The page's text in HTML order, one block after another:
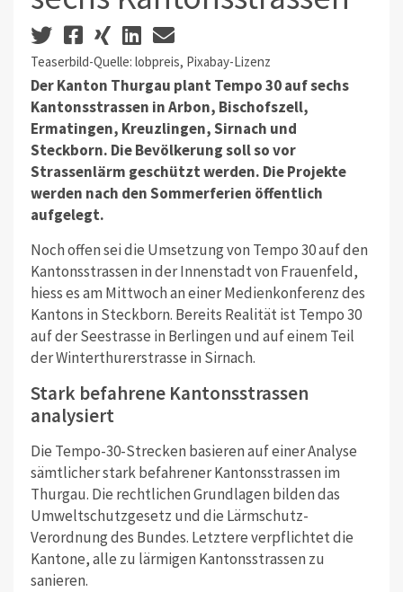
Teaserbild-Quelle: lobpreis, Pixabay-Lizenz
Der Kanton Thurgau plant Tempo 30 auf sechs
Kantonsstrassen in Arbon, Bischofszell,
Ermatingen, Kreuzlingen, Sirnach und
Steckborn. Die Bevölkerung soll so vor
Strassenlärm geschützt werden. Die Projekte
werden nach den Sommerferien öffentlich
aufgelegt.
Noch offen sei die Umsetzung von Tempo 30 auf den
Kantonsstrassen in der Innenstadt von Frauenfeld,
hiess es am Mittwoch an einer Medienkonferenz des
Kantons in Steckborn. Bereits Realität ist Tempo 30
auf der Seestrasse in Berlingen und auf einem Teil
der Winterthurerstrasse in Sirnach.
Stark befahrene Kantonsstrassen
analysiert
Die Tempo-30-Strecken basieren auf einer Analyse
sämtlicher stark befahrener Kantonsstrassen im
Thurgau. Die rechtlichen Grundlagen bilden das
Umweltschutzgesetz und die Lärmschutz-
Verordnung des Bundes. Letztere verpflichtet die
Kantone, alle zu lärmigen Kantonsstrassen zu
sanieren.